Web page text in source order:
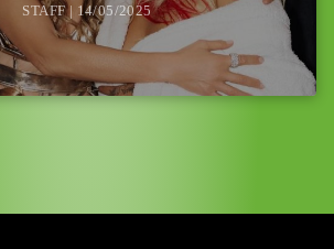
STAFF | 14/05/2025